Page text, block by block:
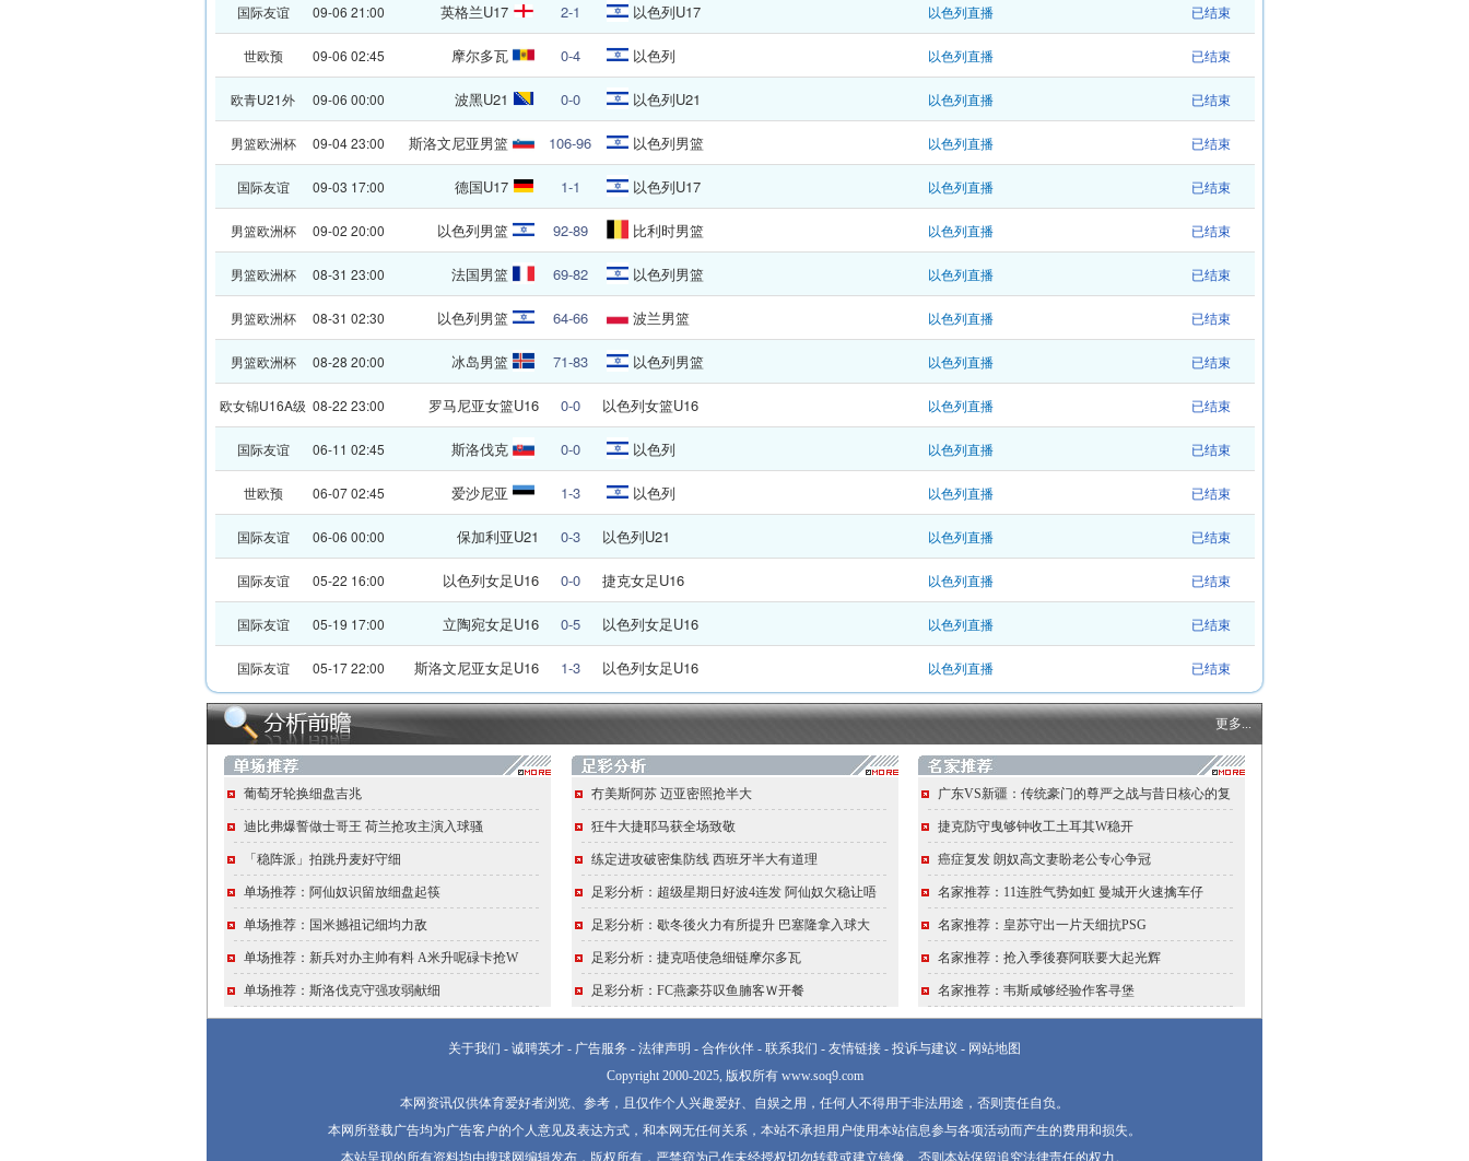
国际友谊 09-06 21:00 英格兰U17 2-1 以色列U17 以色列直播 已结束
世欧预 09-06 02:45 摩尔多瓦 0-4 以色列 以色列直播 已结束
欧青U21外 09-06 00:00 波黑U21 0-0 以色列U21 以色列直播 已结束
男篮欧洲杯 09-04 23:00 斯洛文尼亚男篮 106-96 以色列男篮 以色列直播 已结束
国际友谊 09-03 17:00 德国U17 1-1 以色列U17 以色列直播 已结束
男篮欧洲杯 09-02 20:00 以色列男篮 92-89 比利时男篮 以色列直播 已结束
男篮欧洲杯 08-31 23:00 法国男篮 69-82 以色列男篮 以色列直播 已结束
男篮欧洲杯 08-31 02:30 以色列男篮 64-66 波兰男篮 以色列直播 已结束
男篮欧洲杯 08-28 20:00 冰岛男篮 71-83 以色列男篮 以色列直播 已结束
欧女锦U16A级 08-22 23:00 罗马尼亚女篮U16 0-0 以色列女篮U16 以色列直播 已结束
国际友谊 06-11 02:45 斯洛伐克 0-0 以色列 以色列直播 已结束
世欧预 06-07 02:45 爱沙尼亚 1-3 以色列 以色列直播 已结束
国际友谊 06-06 00:00 保加利亚U21 0-3 以色列U21 以色列直播 已结束
国际友谊 05-22 16:00 以色列女足U16 0-0 捷克女足U16 以色列直播 已结束
国际友谊 05-19 17:00 立陶宛女足U16 0-5 以色列女足U16 以色列直播 已结束
国际友谊 05-17 22:00 斯洛文尼亚女足U16 1-3 以色列女足U16 以色列直播 已结束
更多...
葡萄牙轮换细盘吉兆
迪比弗爆誓做士哥王 荷兰抢攻主演入球骚
「稳阵派」拍跳丹麦好守细
单场推荐：阿仙奴识留放细盘起筷
单场推荐：国米撼祖记细均力敌
单场推荐：新兵对办主帅有料 A米升呢碌卡抢W
单场推荐：斯洛伐克守强攻弱献细
冇美斯阿苏 迈亚密照抢半大
狂牛大捷耶马获全场致敬
练定进攻破密集防线 西班牙半大有道理
足彩分析：超级星期日好波4连发 阿仙奴欠稳让唔
足彩分析：歇冬後火力有所提升 巴塞隆拿入球大
足彩分析：捷克唔使急细链摩尔多瓦
足彩分析：FC燕豪芬叹鱼腩客Ｗ开餐
广东VS新疆：传统豪门的尊严之战与昔日核心的复
捷克防守曳够钟收工土耳其W稳开
癌症复发 朗奴高文妻盼老公专心争冠
名家推荐：11连胜气势如虹 曼城开火速擒车仔
名家推荐：皇苏守出一片天细抗PSG
名家推荐：抢入季後赛阿联要大起光辉
名家推荐：韦斯咸够经验作客寻堡
关于我们 - 诚聘英才 - 广告服务 - 法律声明 - 合作伙伴 - 联系我们 - 友情链接 - 投诉与建议 - 网站地图
Copyright 2000-2025, 版权所有 www.soq9.com
本网资讯仅供体育爱好者浏览、参考，且仅作个人兴趣爱好、自娱之用，任何人不得用于非法用途，否则责任自负。
本网所登载广告均为广告客户的个人意见及表达方式，和本网无任何关系，本站不承担用户使用本站信息参与各项活动而产生的费用和损失。
本站呈现的所有资料均由搜球网编辑发布，版权所有，严禁窃为己作未经授权切勿转载或建立镜像。否则本站保留追究法律责任的权力。